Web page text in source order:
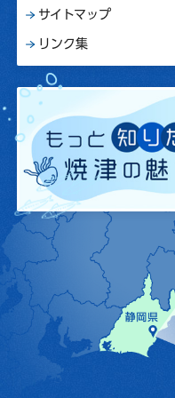
サイトマップ
リンク集